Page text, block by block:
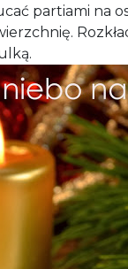
partiami na